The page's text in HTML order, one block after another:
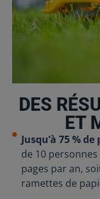
DES
ET
Jusqu’à 75 %
de 10
pages par an,
ramettes de